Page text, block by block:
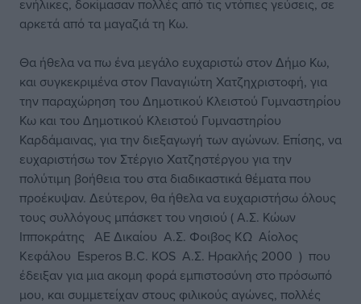
ενήλικες, δοκίμασαν πολλές από τις ντόπιες γεύσεις, σε
αρκετά από τα μαγαζιά τη Κω.
Θα ήθελα να πω ένα μεγάλο ευχαριστώ στον Δήμο Κω,
και συγκεκριμένα στον Παναγιώτη Χατζηχριστοφή, για
την παραχώρηση του Δημοτικού Κλειστού Γυμναστηρίου
Κω και του Δημοτικού Κλειστού Γυμναστηρίου
Καρδάμαινας, για την διεξαγωγή των αγώνων. Επίσης, να
ευχαριστήσω τον Στέργιο Χατζηστέργου για την
πολύτιμη βοήθεια του στα διαδικαστικά θέματα που
προέκυψαν. Δεύτερον, θα ήθελα να ευχαριστήσω όλους
τους συλλόγους μπάσκετ του νησιού ( Α.Σ. Κώων
Ιπποκράτης ΑΕ Δικαίου Α.Σ. Φοιβος ΚΩ Αίολος
Κεφάλου Esperos B.C. KOS A.Σ. Ηρακλής 2000 ) που
έδειξαν για μια ακομη φορά εμπιστοσύνη στο πρόσωπό
μου, και συμμετείχαν στους φιλικούς αγώνες, πολλές